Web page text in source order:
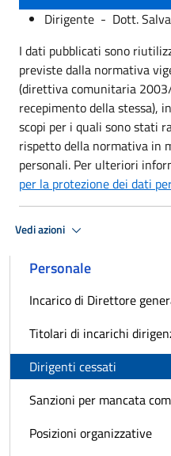
Dirigente - Dott.
I dati pubblicati sono
previste dalla normativa
(direttiva comunitaria
recepimento della stessa),
scopi per i quali sono stati
rispetto della normativa in
personali. Per ulteriori
per la protezione dei dati
Vedi azioni
Personale
Incarico di Direttore
Titolari di incarichi
Dirigenti cessati
Sanzioni per mancata
Posizioni organizzative